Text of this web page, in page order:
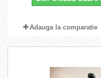
Adauga la comparatie